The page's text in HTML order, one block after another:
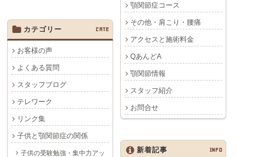
顎関節症コース
その他・肩こり・腰痛
アクセスと施術料金
QあんどA
顎関節情報
スタッフ紹介
お問合せ
カテゴリー CATE
お客様の声
よくある質問
スタッフブログ
テレワーク
リンク集
子供と顎関節症の関係
子供の受験勉強・集中力アッ
新着記事 INFO